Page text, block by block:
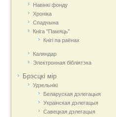
Навінкі фонду
Хроніка
Спадчына
Кніга "Памяць"
Кнігі па раёнах
Каляндар
Электронная бібліятэка
Брэсцкі мір
Удзельнікі
Беларуская дэлегацыя
Украінская дэлегацыя
Савецкая дэлегацыя